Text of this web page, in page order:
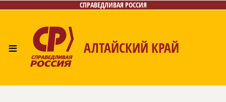
СПРАВЕДЛИВАЯ РОССИЯ
≡ АЛТАЙСКИЙ КРАЙ